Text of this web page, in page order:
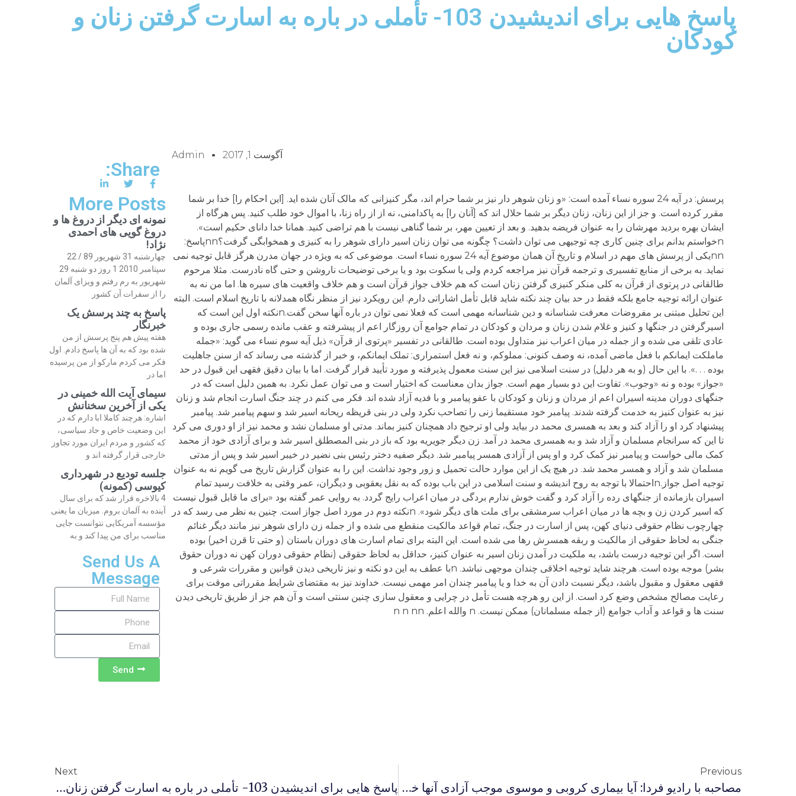
پاسخ هایی برای اندیشیدن 103- تأملی در باره به اسارت گرفتن زنان و
کودکان
آگوست 1, 2017 Admin
پرسش: در آیه 24 سوره نساء آمده است: «و زنان شوهر دار نیز بر شما حرام اند، مگر کنیزانی که مالک آنان شده اید. [این احکام را] خدا بر شما
مقرر کرده است. و جز از این زنان، زنان دیگر بر شما حلال اند که [آنان را] به پاکدامنی، نه از از راه زنا، با اموال خود طلب کنید. پس هرگاه از
ایشان بهره بردید مهرشان را به عنوان فریضه بدهید. و بعد از تعیین مهر، بر شما گناهی نیست با هم تراضی کنید. همانا خدا دانای حکیم است».
nخواستم بدانم برای چنین کاری چه توجیهی می توان داشت؟ چگونه می توان زنان اسیر دارای شوهر را به کنیزی و همخوابگی گرفت؟nnپاسخ:
nnیکی از پرسش های مهم در اسلام و تاریخ آن همان موضوع آیه 24 سوره نساء است. موضوعی که به ویژه در جهان مدرن هرگز قابل توجیه نمی
نماید. به برخی از منابع تفسیری و ترجمه قرآن نیز مراجعه کردم ولی یا سکوت بود و یا برخی توضیحات ناروشن و حتی گاه نادرست. مثلا مرحوم
طالقانی در پرتوی از قرآن به کلی منکر کنیزی گرفتن زنان است که هم خلاف جواز قرآن است و هم خلاف واقعیت های سیره ها. اما من نه به
عنوان ارائه توجیه جامع بلکه فقط در حد بیان چند نکته شاید قابل تأمل اشاراتی دارم. این رویکرد نیز از منظر نگاه همدلانه با تاریخ اسلام است. البته
این تحلیل مبتنی بر مفروضات معرفت شناسانه و دین شناسانه مهمی است که فعلا نمی توان در باره آنها سخن گفت.nنکته اول این است که
اسیرگرفتن در جنگها و کنیز و غلام شدن زنان و مردان و کودکان در تمام جوامع آن روزگار اعم از پیشرفته و عقب مانده رسمی جاری بوده و
عادی تلقی می شده و از جمله در میان اعراب نیز متداول بوده است. طالقانی در تفسیر «پرتوی از قرآن» ذیل آیه سوم نساء می گوید: «جمله
ماملکت ایمانکم با فعل ماضی آمده، نه وصف کنونی: مملوکم، و نه فعل استمراری: تملک ایمانکم، و خبر از گذشته می رساند که از سنن جاهلیت
بوده . . .». با این حال (و به هر دلیل) در سنت اسلامی نیز این سنت معمول پذیرفته و مورد تأیید قرار گرفت. اما با بیان دقیق فقهی این قبول در حد
«جواز» بوده و نه «وجوب». تفاوت این دو بسیار مهم است. جواز بدان معناست که اختیار است و می توان عمل نکرد. به همین دلیل است که در
جنگهای دوران مدینه اسیران اعم از مردان و زنان و کودکان با عفو پیامبر و با فدیه آزاد شده اند. فکر می کنم در چند جنگ اسارت انجام شد و زنان
نیز به عنوان کنیز به خدمت گرفته شدند. پیامبر خود مستقیما زنی را تصاحب نکرد ولی در بنی قریظه ریحانه اسیر شد و سهم پیامبر شد. پیامبر
پیشنهاد کرد او را آزاد کند و بعد به همسری محمد در بیاید ولی او ترجیح داد همچنان کنیز بماند. مدتی او مسلمان نشد و محمد نیز از او دوری می کرد
تا این که سرانجام مسلمان و آزاد شد و به همسری محمد در آمد. زن دیگر جویریه بود که باز در بنی المصطلق اسیر شد و برای آزادی خود از محمد
کمک مالی خواست و پیامبر نیز کمک کرد و او پس از آزادی همسر پیامبر شد. دیگر صفیه دختر رئیس بنی نضیر در خیبر اسیر شد و پس از مدتی
مسلمان شد و آزاد و همسر محمد شد. در هیچ یک از این موارد حالت تحمیل و زور وجود نداشت. این را به عنوان گزارش تاریخ می گویم نه به عنوان
توجیه اصل جواز.nاحتمالا با توجه به روح اندیشه و سنت اسلامی در این باب بوده که به نقل یعقوبی و دیگران، عمر وقتی به خلافت رسید تمام
اسیران بازمانده از جنگهای رده را آزاد کرد و گفت خوش ندارم بردگی در میان اعراب رایج گردد. به روایی عمر گفته بود «برای ما قابل قبول نیست
که اسیر کردن زن و بچه ها در میان اعراب سرمشقی برای ملت های دیگر شود». nنکته دوم در مورد اصل جواز است. چنین به نظر می رسد که در
چهارچوب نظام حقوقی دنیای کهن، پس از اسارت در جنگ، تمام قواعد مالکیت منقطع می شده و از جمله زن دارای شوهر نیز مانند دیگر غنائم
جنگی به لحاظ حقوقی از مالکیت و ربقه همسرش رها می شده است. این البته برای تمام اسارت های دوران باستان (و حتی تا قرن اخیر) بوده
است. اگر این توجیه درست باشد، به ملکیت در آمدن زنان اسیر به عنوان کنیز، حداقل به لحاظ حقوقی (نظام حقوقی دوران کهن نه دوران حقوق
بشر) موجه بوده است. هرچند شاید توجیه اخلاقی چندان موجهی نباشد. nبا عطف به این دو نکته و نیز تاریخی دیدن قوانین و مقررات شرعی و
فقهی معقول و مقبول باشد، دیگر نسبت دادن آن به خدا و یا پیامبر چندان امر مهمی نیست. خداوند نیز به مقتضای شرایط مقرراتی موقت برای
رعایت مصالح مشخص وضع کرد است. از این رو هرچه هست تأمل در چرایی و معقول سازی چنین سنتی است و آن هم جز از طریق تاریخی دیدن
سنت ها و قواعد و آداب جوامع (از جمله مسلمانان) ممکن نیست. n والله اعلم. n n nn
Share:
More Posts
نمونه ای دیگر از دروغ ها و
دروغ گویی های احمدی
نژاد!
چهارشنبه 31 شهریور 89 / 22
سپتامبر 2010 1 روز دو شنبه 29
شهریور به رم رفتم و ویزای آلمان
را از سفرات آن کشور
پاسخ به چند پرسش یک
خبرنگار
هفته پیش هم پنج پرسش از من
شده بود که به آن ها پاسخ دادم. اول
فکر می کردم مارکو از من پرسیده
اما در
سیمای آیت الله خمینی در
یکی از آخرین سخنانش
اشاره: هرچند کاملا ابا دارم که در
این وضعیت خاص و حاد سیاسی،
که کشور و مردم ایران مورد تجاوز
خارجی قرار گرفته اند و
جلسه تودیع در شهرداری
کیوسی (کمونه)
4 بالاخره قرار شد که برای سال
آینده به آلمان بروم. میزبان ما یعنی
مؤسسه آمریکایی نتوانست جایی
مناسب برای من پیدا کند و به
Send Us A
Message
Send
Previous
مصاحبه با رادیو فردا: آیا بیماری کروبی و موسوی موجب آزادی آنها خواهد شد؟
Next
پاسخ هایی برای اندیشیدن 103- تأملی در باره به اسارت گرفتن زنان و کودکان